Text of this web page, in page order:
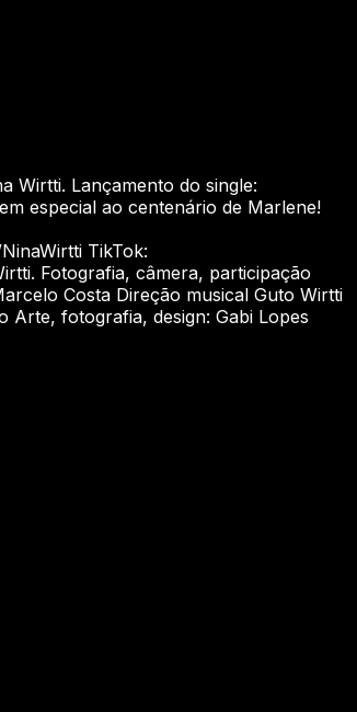
Wirtti. Lançamento do single:
especial ao centenário de Marlene!
TikTok:
Fotografia, câmera, participação
Costa Direção musical Guto Wirtti
Arte, fotografia, design: Gabi Lopes